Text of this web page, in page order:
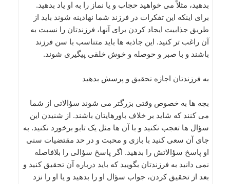
بدهید، مثلاً می خواهید حجاب و یا نماز را به او یاد بدهید.
برای اینکه این تفکرات در فرزند شما نهادینه شوند باید از
طریق جذابیت ایجاد کردن برای آنها، فرزندتان را نسبت به
آن راغب تر کنید. این جاذبه ها باید متناسب با سن فرزند
باشند و با صبر و حوصله و خوش خلقی پیگیری شوند.
به فرزندتان اجازه تحقیق و پرسش بدهید
بچه ها به خصوص وقتی بزرگتر می شوند سؤالاتی از شما
می کنند که شاید بر خلاف باورهایتان باشند. از شنیدن این
سؤال ها تعجب نکنید و با آن ها مثل یک تابو برخورد نکنید. به
جای آن سعی کنید با بازی و محبت و در حد مقتضیات سنی
او پاسخ سؤالاتش را بدهید. اگر پاسخ سؤالی را بلافاصله
نمی دانید به فرزندتان بگویید که باید درباره آن تحقیق کنید و
بعد از تحقیق کردن، جواب سؤال او را بدهید و یا او را نزد